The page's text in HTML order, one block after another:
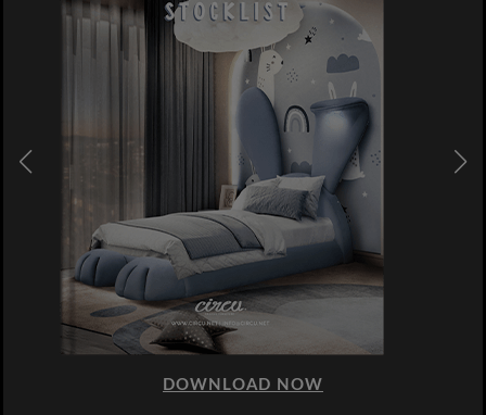
DOWNLOAD NOW